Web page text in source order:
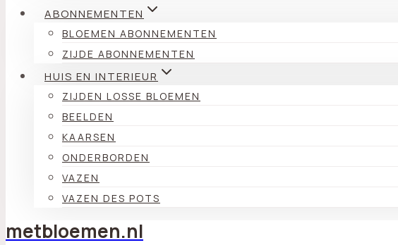
ABONNEMENTEN
BLOEMEN ABONNEMENTEN
ZIJDE ABONNEMENTEN
HUIS EN INTERIEUR
ZIJDEN LOSSE BLOEMEN
BEELDEN
KAARSEN
ONDERBORDEN
VAZEN
VAZEN DES POTS
metbloemen.nl